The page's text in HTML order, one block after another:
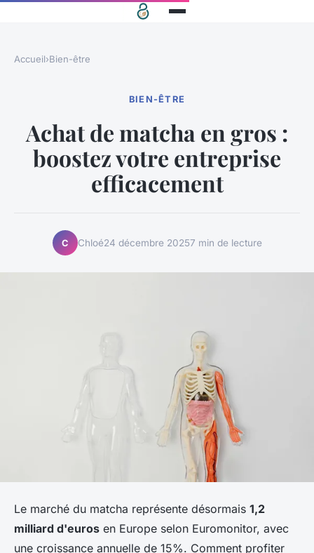
Accueil›Bien-être
BIEN-ÊTRE
Achat de matcha en gros :
boostez votre entreprise
efficacement
C Chloé24 décembre 20257 min de lecture
Le marché du matcha représente désormais 1,2
milliard d'euros en Europe selon Euromonitor, avec
une croissance annuelle de 15%. Comment profiter